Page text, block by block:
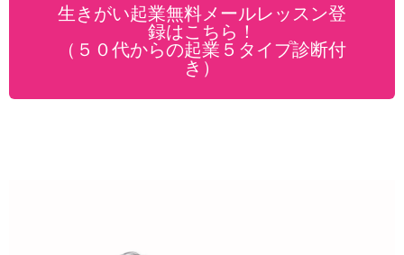
生きがい起業無料メールレッスン登
録はこちら！
（５０代からの起業５タイプ診断付
き）